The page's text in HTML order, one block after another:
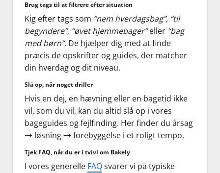
Brug tags til at filtrere efter situation
Kig efter tags som “nem hverdagsbag”, “til
begyndere”, “øvet hjemmebager”eller “bag
med børn”. De hjælper dig med at finde
præcis de opskrifter og guides, der matcher
din hverdag og dit niveau.
Slå op, når noget driller
Hvis en dej, en hævning eller en bagetid ikke
vil, som du vil, kan du altid slå op i vores
bageguides og fejlfinding. Her finder du årsag
→ løsning → forebyggelse i et roligt tempo.
Tjek FAQ, når du er i tvivl om Bakely
I vores generelle FAQsvarer vi på typiske